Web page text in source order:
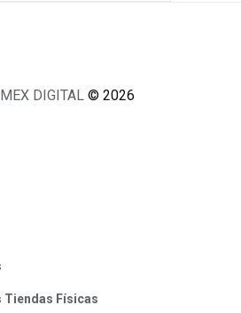
DIGITAL © 2026
Tiendas Físicas